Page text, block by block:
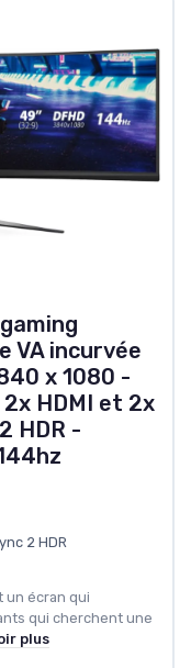
VA incurvée
x 1080 -
HDMI et 2x
HDR -
2 HDR
un écran qui
qui cherchent une
plus